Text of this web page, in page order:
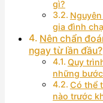
gì?
gia đình
Nên chẩn
ngay từ lần đầu?
Quy
những
Có thể
nào trước